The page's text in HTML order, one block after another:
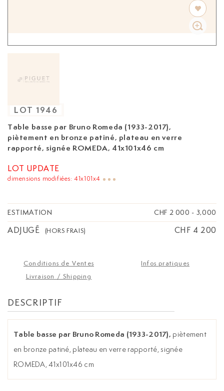
Table basse par Bruno Romeda (1933-2017),
piètement en bronze patiné, plateau en verre
rapporté, signée ROMEDA, 41x101x46 cm
LOT 1946
LOT UPDATE
dimensions modifiées: 41x101x4
ESTIMATION CHF 2 000 - 3,000
ADJUGÉ (HORS FRAIS) CHF 4 200
Conditions de Ventes
Infos pratiques
Livraison / Shipping
DESCRIPTIF
Table basse par Bruno Romeda (1933-2017), piètement
en bronze patiné, plateau en verre rapporté, signée
ROMEDA, 41x101x46 cm